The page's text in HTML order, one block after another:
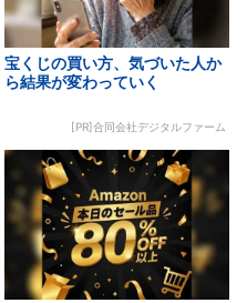
宝くじの買い方、気づいた人か
ら結果が変わっていく
[PR]合同会社デジタルファーム